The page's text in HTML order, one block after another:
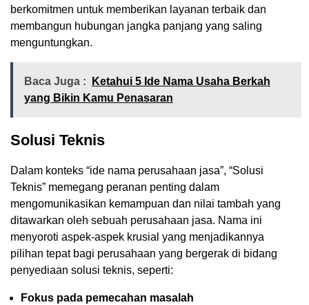
berkomitmen untuk memberikan layanan terbaik dan
membangun hubungan jangka panjang yang saling
menguntungkan.
Baca Juga :
Ketahui 5 Ide Nama Usaha Berkah
yang Bikin Kamu Penasaran
Solusi Teknis
Dalam konteks “ide nama perusahaan jasa”, “Solusi
Teknis” memegang peranan penting dalam
mengomunikasikan kemampuan dan nilai tambah yang
ditawarkan oleh sebuah perusahaan jasa. Nama ini
menyoroti aspek-aspek krusial yang menjadikannya
pilihan tepat bagi perusahaan yang bergerak di bidang
penyediaan solusi teknis, seperti:
Fokus pada pemecahan masalah